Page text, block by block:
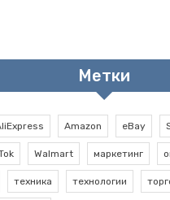
Метки
Amazon eBay
Walmart маркетинг
техника технологии